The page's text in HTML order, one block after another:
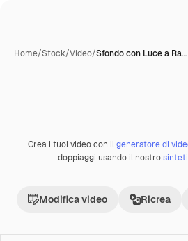
Home/Stock/Video/Sfondo con Luce a Ra…
Premium
Crea i tuoi video con ilgeneratore di
doppiaggi usando il nostro
Modifica video Ricrea